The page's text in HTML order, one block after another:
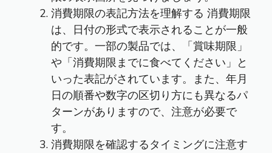
消費期限の表記方法を理解する 消費期限
は、日付の形式で表示されることが一般
的です。一部の製品では、「賞味期限」
や「消費期限までに食べてください」と
いった表記がされています。また、年月
日の順番や数字の区切り方にも異なるパ
ターンがありますので、注意が必要で
す。
消費期限を確認するタイミングに注意す